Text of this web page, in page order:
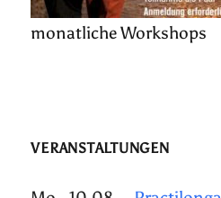
monatliche Workshops
VERANSTALTUNGEN